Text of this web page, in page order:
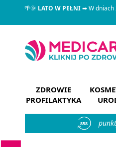
🌴🌞LATO W PEŁNI➡ W dniach
ZDROWIE
PROFILAKTYKA
858